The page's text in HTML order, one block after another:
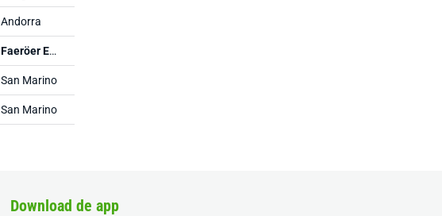
Andorra
Faeröer Eil.
San Marino
San Marino
Download de app